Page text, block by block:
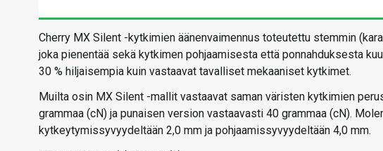
Cherry MX Silent -kytkimien äänenvaimennus toteutettu stemmin
joka pienentää sekä kytkimen pohjaamisesta että ponnahduksesta
30 % hiljaisempia kuin vastaavat tavalliset mekaaniset kytkimet.
Muilta osin MX Silent -mallit vastaavat saman väristen kytkimien
grammaa (cN) ja punaisen version vastaavasti 40 grammaa (cN).
kytkeytymissyvyydeltään 2,0 mm ja pohjaamissyvyydeltään 4,0 mm.